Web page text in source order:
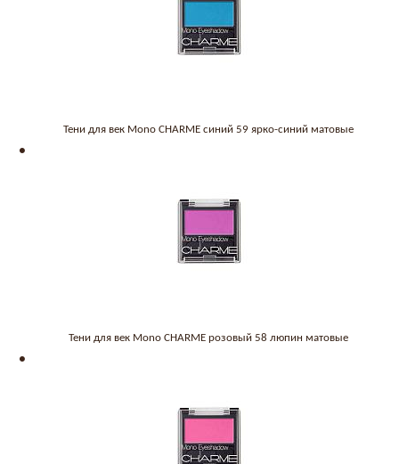
Тени для век Mono CHARME синий 59 ярко-синий матовые
Тени для век Mono CHARME розовый 58 люпин матовые